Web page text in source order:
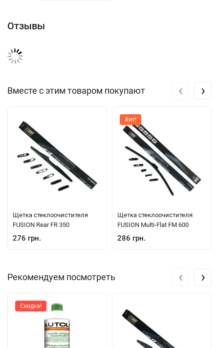
Отзывы
Вместе с этим товаром покупают
Щетка стеклоочистителя
FUSION Rear FR 350
276 грн.
Хит!
Щетка стеклоочистителя
FUSION Multi-Flat FM 600
286 грн.
‹ ›
Рекомендуем посмотреть
Скидка!
‹ ›